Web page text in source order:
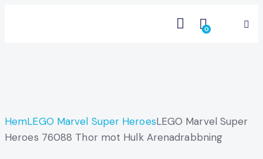
0
HemLEGO Marvel Super HeroesLEGO Marvel Super
Heroes 76088 Thor mot Hulk Arenadrabbning